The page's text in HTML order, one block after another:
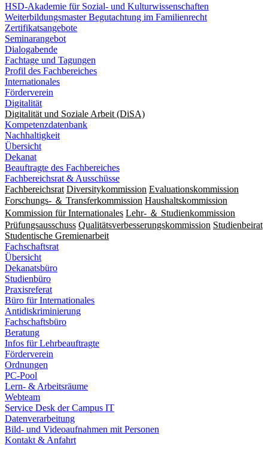
HSD-Akademie für Sozial- und Kulturwissenschaften
Weiterbildungsmaster Begutachtung im Familienrecht
Zertifikatsangebote
Seminarangebot
Dialogabende
Fachtage und Tagungen
Profil des Fachbereiches
Internationales
Förderverein
Digitalität
Digitalität und Soziale Arbeit (DiSA)
Kompetenzdatenbank
Nachhaltigkeit
Übersicht
Dekanat
Beauftragte des Fachbereiches
Fachbereichsrat & Ausschüsse
Fachbereichsrat Diversitykommission Evaluationskommission
Forschungs- ＆ Transferkommission Haushaltskommission
Kommission für Internationales Lehr- ＆ Studienkommission
Prüfungsausschuss Qualitätsverbesserungskommission Studienbeirat
Studentische Gremienarbeit
Fachschaftsrat
Übersicht
Dekanatsbüro
Studienbüro
Praxisreferat
Büro für Internationales
Antidiskriminierung
Fachschaftsbüro
Beratung
Infos für Lehrbeauftragte
Förderverein
Ordnungen
PC-Pool
Lern- & Arbeitsräume
Webteam
Service Desk der Campus IT
Datenverarbeitung
Bild- und Videoaufnahmen mit Personen
Kontakt & Anfahrt